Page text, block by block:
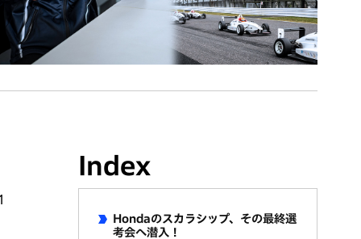
Index
Hondaのスカラシップ、その最終選
考会へ潜入！